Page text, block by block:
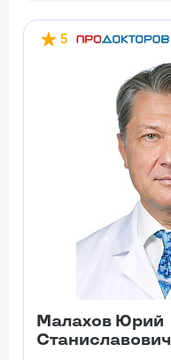
5
Малахов Юрий
Станиславович